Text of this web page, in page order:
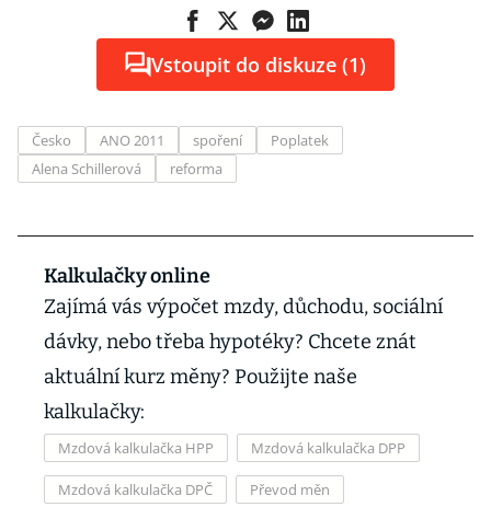
Vstoupit do diskuze (1)
Česko ANO 2011 spoření
Poplatek
Alena Schillerová
reforma
Kalkulačky online
Zajímá vás výpočet mzdy, důchodu, sociální
dávky, nebo třeba hypotéky? Chcete znát
aktuální kurz měny? Použijte naše
kalkulačky:
Mzdová kalkulačka HPP Mzdová kalkulačka DPP
Mzdová kalkulačka DPČ Převod měn